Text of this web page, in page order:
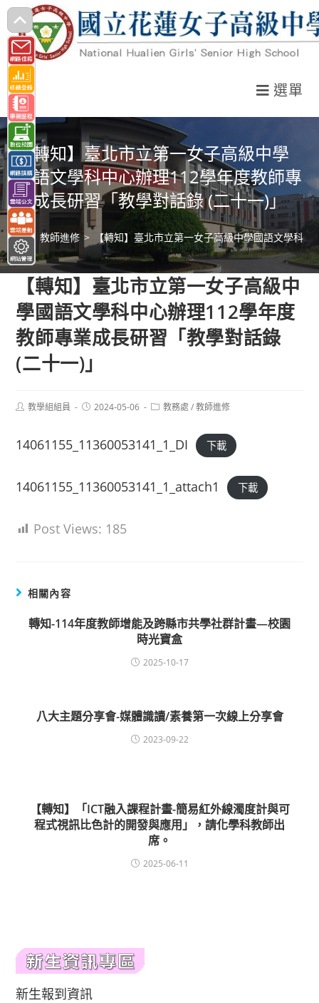
跳
轉
至
主
要
內
容
選單
【轉知】臺北市立第一女子高級中學
國語文學科中心辦理112學年度教師專
業成長研習「教學對話錄 (二十一)」
> 教師進修 > 【轉知】臺北市立第一女子高級中學國語文學科
【轉知】臺北市立第一女子高級中
學國語文學科中心辦理112學年度
教師專業成長研習「教學對話錄
(二十一)」
Post教學組組員
Post2024-05-06
Post教務處 / 教師進修
14061155_11360053141_1_DI 下載
14061155_11360053141_1_attach1 下載
Post Views: 185
相關內容
轉知-114年度教師增能及跨縣市共學社群計畫—校園
時光寶盒
2025-10-17
八大主題分享會-媒體識讀/素養第一次線上分享會
2023-09-22
【轉知】「ICT融入課程計畫-簡易紅外線濁度計與可
程式視訊比色計的開發與應用」，請化學科教師出
席。
2025-06-11
新生報到資訊